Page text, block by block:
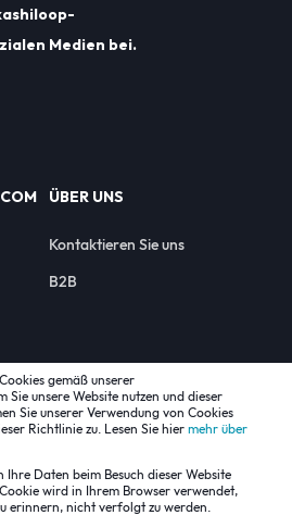
gemäß unserer
Sie unsere Website nutzen und dieser
Sie unserer Verwendung von Cookies
Richtlinie zu. Lesen Sie hier mehr über
Ihre Daten beim Besuch dieser Website
wird in Ihrem Browser verwendet,
erinnern, nicht verfolgt zu werden.
Medien bei.
ÜBER UNS
Kontaktieren Sie uns
B2B
Plastika Skaza, EU